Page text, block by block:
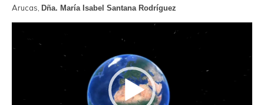
Arucas, Dña. María Isabel Santana Rodríguez